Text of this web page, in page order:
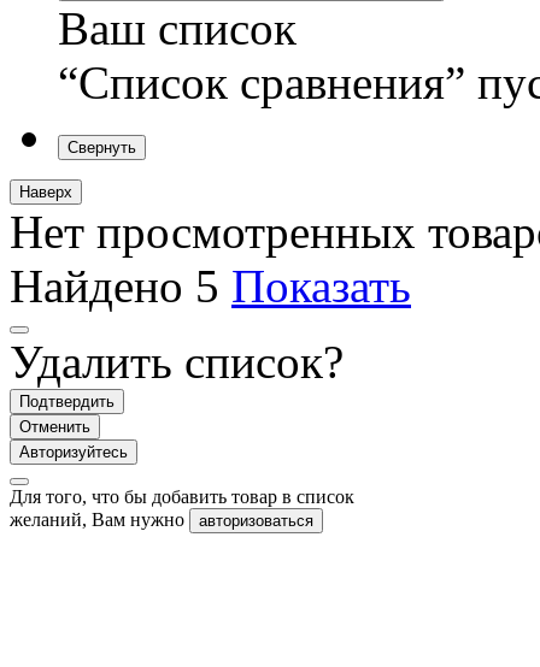
Ваш список
“Список сравнения”
Свернуть
Наверх
Нет просмотренных
Найдено 5 Показать
Удалить список?
Подтвердить
Отменить
Авторизуйтесь
Для того, что бы добавить товар в список
желаний, Вам нужно
авторизоваться